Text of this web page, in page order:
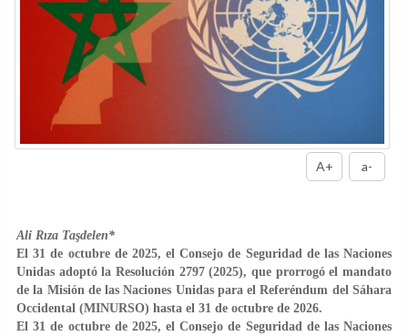
A+ a-
Ali Rıza Taşdelen*
El 31 de octubre de 2025, el Consejo de Seguridad de las Naciones
Unidas adoptó la Resolución 2797 (2025), que prorrogó el mandato
de la Misión de las Naciones Unidas para el Referéndum del Sáhara
Occidental (MINURSO) hasta el 31 de octubre de 2026.
El 31 de octubre de 2025, el Consejo de Seguridad de las Naciones